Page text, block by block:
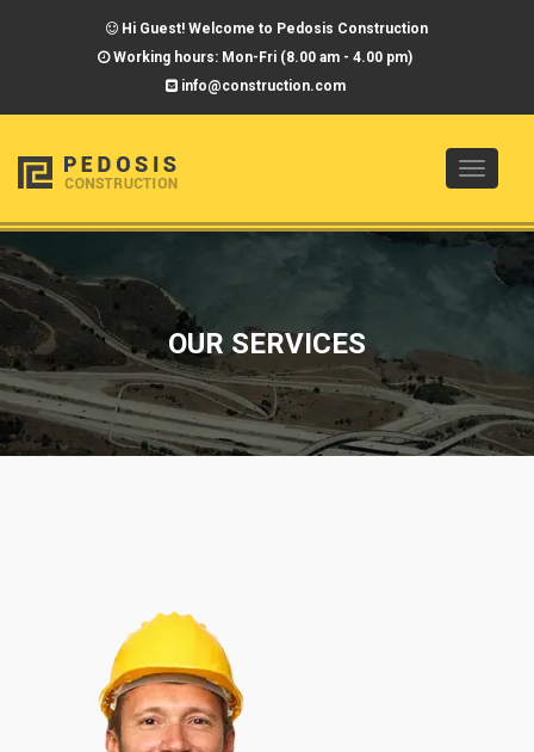
Hi Guest! Welcome to Pedosis Construction
Working hours: Mon-Fri (8.00 am - 4.00 pm)
info@construction.com
Toggle
OUR SERVICES